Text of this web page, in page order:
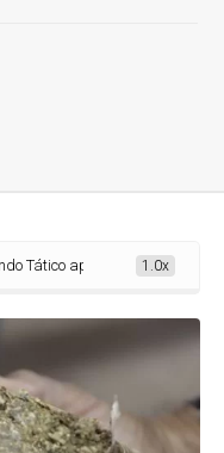
17 barras de1.0x